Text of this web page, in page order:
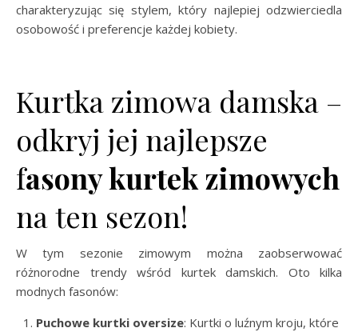
charakteryzując się stylem, który najlepiej odzwierciedla
osobowość i preferencje każdej kobiety.
Kurtka zimowa damska –
odkryj jej najlepsze
fasony kurtek zimowych
na ten sezon!
W tym sezonie zimowym można zaobserwować
różnorodne trendy wśród kurtek damskich. Oto kilka
modnych fasonów:
Puchowe kurtki oversize: Kurtki o luźnym kroju, które